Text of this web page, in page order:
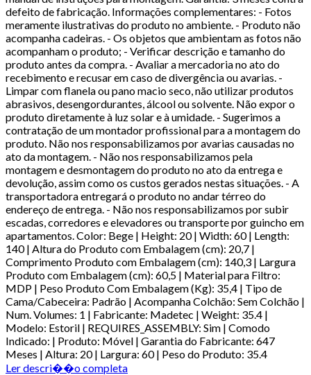
defeito de fabricação. Informações complementares: - Fotos
meramente ilustrativas do produto no ambiente. - Produto não
acompanha cadeiras. - Os objetos que ambientam as fotos não
acompanham o produto; - Verificar descrição e tamanho do
produto antes da compra. - Avaliar a mercadoria no ato do
recebimento e recusar em caso de divergência ou avarias. -
Limpar com flanela ou pano macio seco, não utilizar produtos
abrasivos, desengordurantes, álcool ou solvente. Não expor o
produto diretamente à luz solar e à umidade. - Sugerimos a
contratação de um montador profissional para a montagem do
produto. Não nos responsabilizamos por avarias causadas no
ato da montagem. - Não nos responsabilizamos pela
montagem e desmontagem do produto no ato da entrega e
devolução, assim como os custos gerados nestas situações. - A
transportadora entregará o produto no andar térreo do
endereço de entrega. - Não nos responsabilizamos por subir
escadas, corredores e elevadores ou transporte por guincho em
apartamentos. Color: Bege | Height: 20 | Width: 60 | Length:
140 | Altura do Produto com Embalagem (cm): 20,7 |
Comprimento Produto com Embalagem (cm): 140,3 | Largura
Produto com Embalagem (cm): 60,5 | Material para Filtro:
MDP | Peso Produto Com Embalagem (Kg): 35,4 | Tipo de
Cama/Cabeceira: Padrão | Acompanha Colchão: Sem Colchão |
Num. Volumes: 1 | Fabricante: Madetec | Weight: 35.4 |
Modelo: Estoril | REQUIRES_ASSEMBLY: Sim | Comodo
Indicado: | Produto: Móvel | Garantia do Fabricante: 647
Meses | Altura: 20 | Largura: 60 | Peso do Produto: 35.4
Ler descri��o completa